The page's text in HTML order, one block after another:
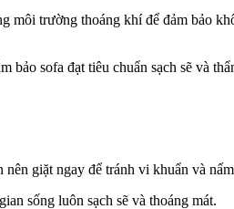
môi trường thoáng khí để đảm bảo
bảo sofa đạt tiêu chuẩn sạch sẽ và
giặt ngay để tránh vi khuẩn và
sống luôn sạch sẽ và thoáng mát.